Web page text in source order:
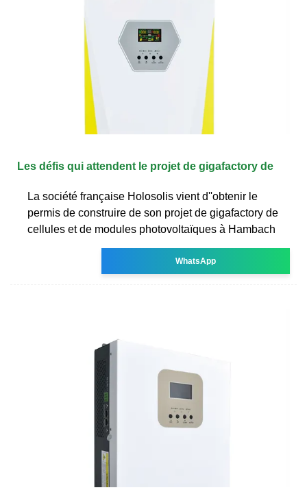
Les défis qui attendent le projet de gigafactory de
La société française Holosolis vient d''obtenir le
permis de construire de son projet de gigafactory de
cellules et de modules photovoltaïques à Hambach
WhatsApp